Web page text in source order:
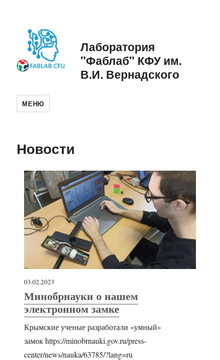
Лаборатория
"Фаблаб" КФУ им.
В.И. Вернадского
МЕНЮ
Новости
03.02.2023
Минобрнауки о нашем
электронном замке
Крымские ученые разработали «умный»
замок https://minobrnauki.gov.ru/press-
center/news/nauka/63785/?lang=ru